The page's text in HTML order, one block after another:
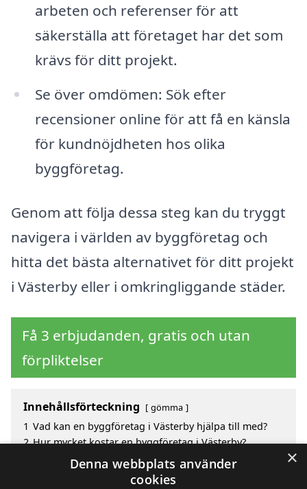
arbeten och referenser för att
säkerställa att företaget har det som
krävs för ditt projekt.
Se över omdömen: Sök efter
recensioner online för att få en känsla
för kundnöjdheten hos olika
byggföretag.
Genom att följa dessa steg kan du tryggt
navigera i världen av byggföretag och
hitta det bästa alternativet för ditt projekt
i Västerby eller i omkringliggande städer.
Få 3 erbjudanden, gratis och utan
förpliktelser
Innehållsförteckning gömma
1 Vad kan en byggföretag i Västerby hjälpa till med?
2 Hur mycket kostar en byggföretag i Västerby?
Fördelar med att välja byggföretag i Västerby
Sök efter en skicklig byggföretag i de omgivande
×
Denna webbplats använder
cookies